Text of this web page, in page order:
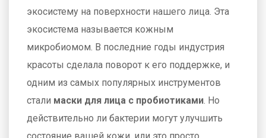
экосистему на поверхности нашего лица. Эта
экосистема называется кожным
микробиомом. В последние годы индустрия
красоты сделала поворот к его поддержке, и
одним из самых популярных инструментов
стали маски для лица с пробиотиками. Но
действительно ли бактерии могут улучшить